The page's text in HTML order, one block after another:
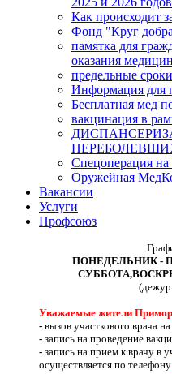
Как происходит
Фонд "Круг
памятка для
оказания
предельные
Информация для
Бесплатная мед
вакцинация в
Спецоперация на
Оружейная
Вакансии
Услуги
Профсоюз
ПОНЕДЕЛЬНИК -
Уважаемые жители
- вызов участкового врача
- запись на проведение
- запись на прием к врачу в
осуществляется по телефону